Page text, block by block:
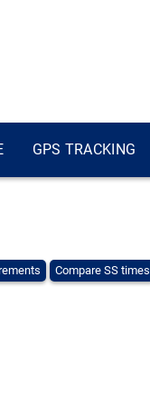
GPS TRACKING
Compare SS times